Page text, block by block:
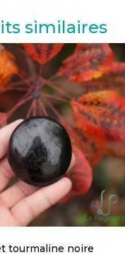
similaires
tourmaline noire